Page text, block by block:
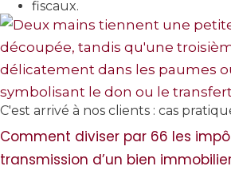
fiscaux.
C'est arrivé à nos clients : cas
Comment diviser par 66 les
transmission d’un bien